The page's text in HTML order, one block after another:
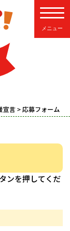
宣言 > 応募フォーム
ンを押してくだ